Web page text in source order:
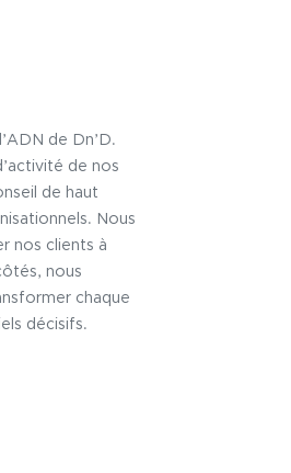
de Dn’D.
de nos
de haut
Nous
nos clients à
nous
chaque
décisifs.